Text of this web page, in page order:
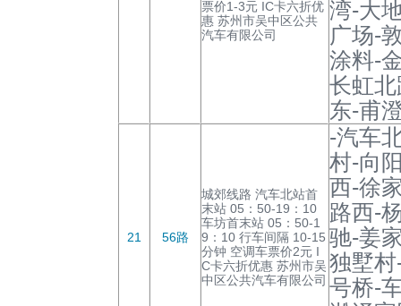
票价1-3元 IC卡六折优
惠 苏州市吴中区公共
汽车有限公司
湾-大
广场-
涂料-
长虹
东-甫
21 56路
城郊线路 汽车北站首
末站 05：50-19：10
车坊首末站 05：50-1
9：10 行车间隔 10-15
分钟 空调车票价2元 I
C卡六折优惠 苏州市吴
中区公共汽车有限公司
-汽车
村-向
西-徐
路西-
驰-姜
独墅
号桥-